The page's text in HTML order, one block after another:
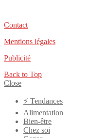
Contact
Mentions légales
Publicité
Back to Top
Close
⚡️ Tendances
Alimentation
Bien-être
Chez soi